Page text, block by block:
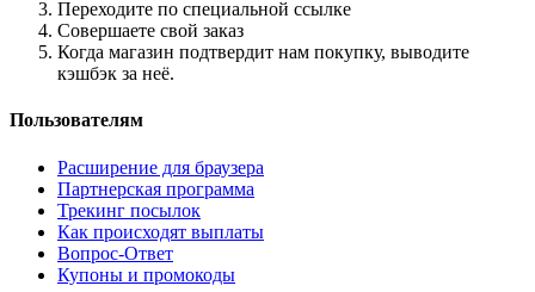
Переходите по специальной ссылке
Совершаете свой заказ
Когда магазин подтвердит нам покупку, выводите
кэшбэк за неё.
Пользователям
Расширение для браузера
Партнерская программа
Трекинг посылок
Как происходят выплаты
Вопрос-Ответ
Купоны и промокоды